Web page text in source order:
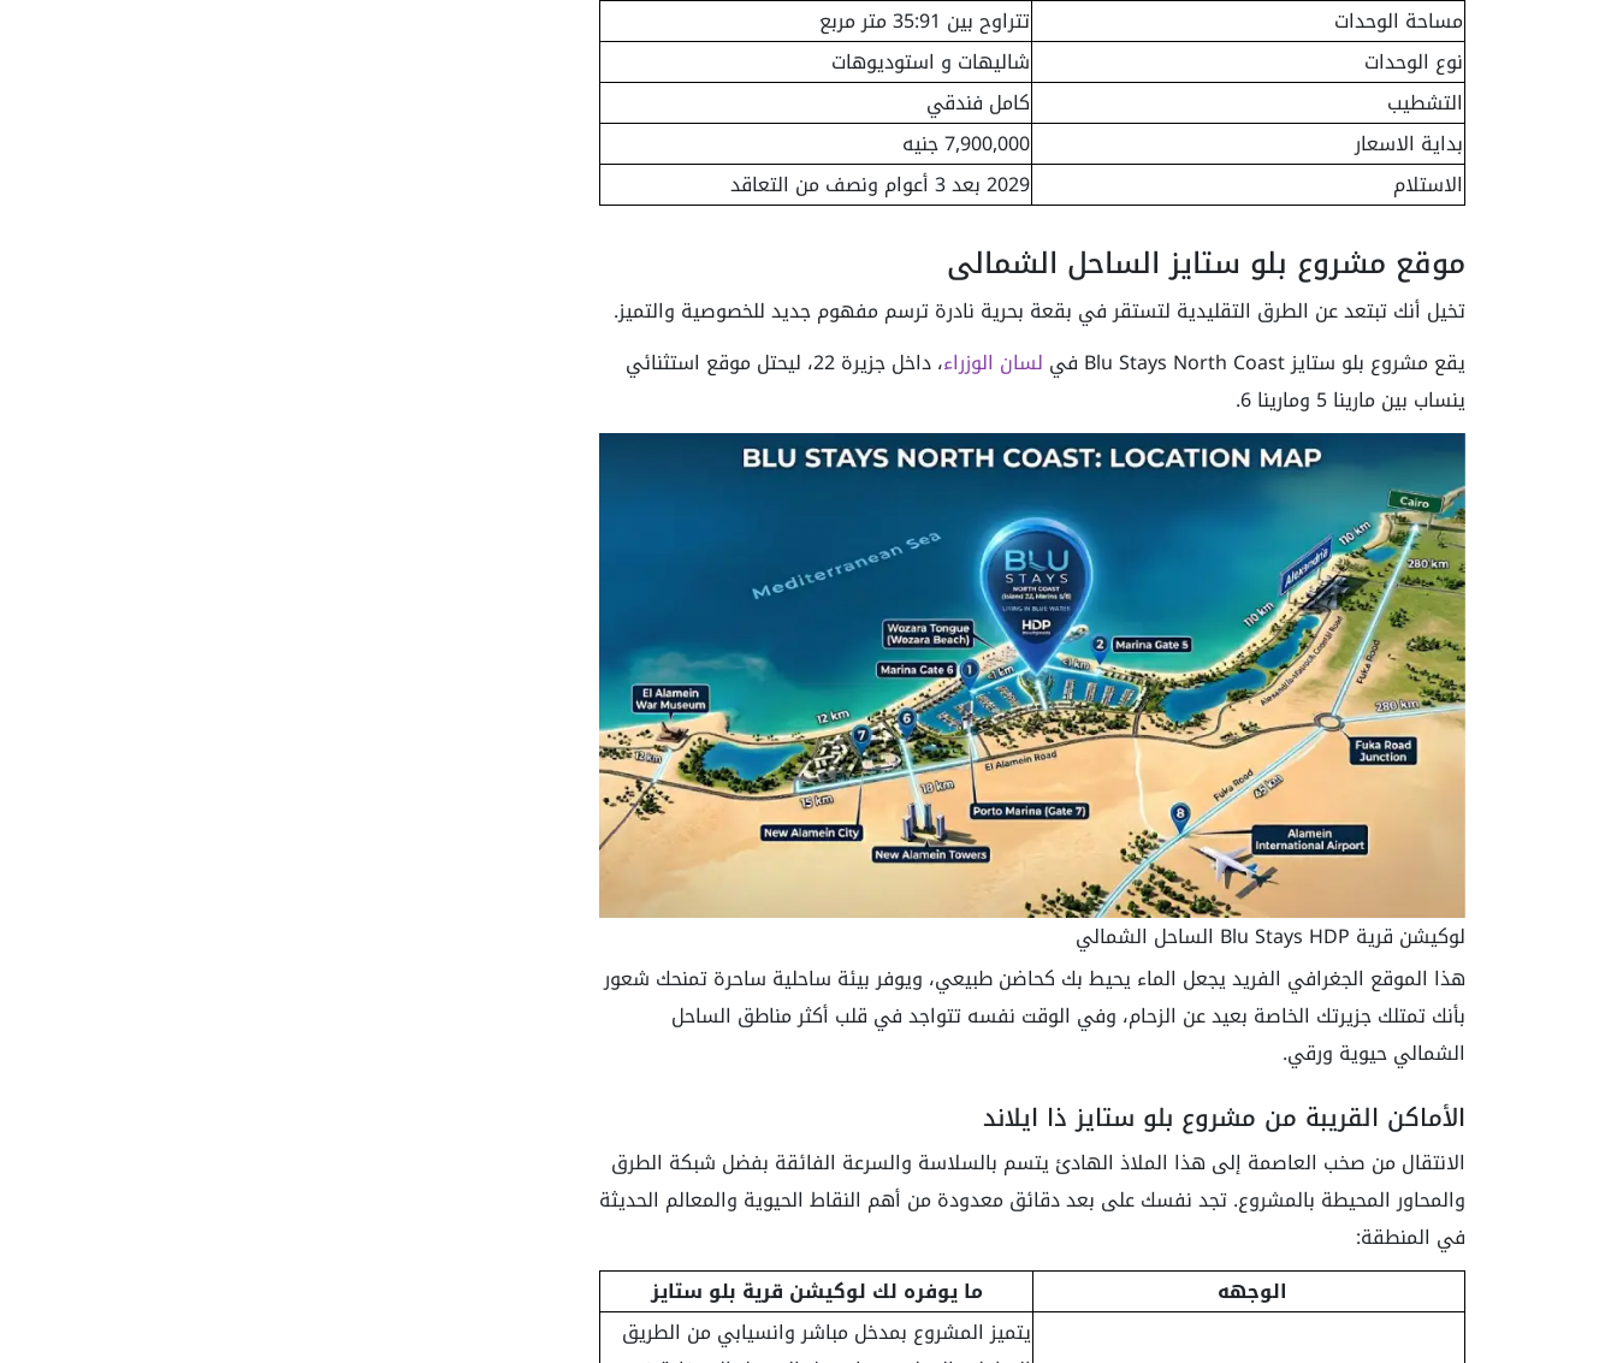
مساحة الوحدات
تتراوح بين 35:91 متر مربع
نوع الوحدات
شاليهات و استوديوهات
التشطيب
كامل فندقي
بداية الاسعار
7,900,000 جنيه
الاستلام
2029 بعد 3 أعوام ونصف من التعاقد
موقع مشروع بلو ستايز الساحل الشمالي
تخيل أنك تبتعد عن الطرق التقليدية لتستقر في بقعة بحرية نادرة ترسم مفهوم جديد للخصوصية والتميز.
يقع مشروع بلو ستايز Blu Stays North Coast في
لسان الوزراء
، داخل جزيرة 22، ليحتل موقع استثنائي
ينساب بين مارينا 5 ومارينا 6.
لوكيشن قرية Blu Stays HDP الساحل الشمالي
هذا الموقع الجغرافي الفريد يجعل الماء يحيط بك كحاضن طبيعي، ويوفر بيئة ساحلية ساحرة تمنحك شعور
بأنك تمتلك جزيرتك الخاصة بعيد عن الزحام، وفي الوقت نفسه تتواجد في قلب أكثر مناطق الساحل
الشمالي حيوية ورقي.
الأماكن القريبة من مشروع بلو ستايز ذا ايلاند
الانتقال من صخب العاصمة إلى هذا الملاذ الهادئ يتسم بالسلاسة والسرعة الفائقة بفضل شبكة الطرق
والمحاور المحيطة بالمشروع. تجد نفسك على بعد دقائق معدودة من أهم النقاط الحيوية والمعالم الحديثة
في المنطقة:
الوجهه
ما يوفره لك لوكيشن قرية بلو ستايز
يتميز المشروع بمدخل مباشر وانسيابي من الطريق